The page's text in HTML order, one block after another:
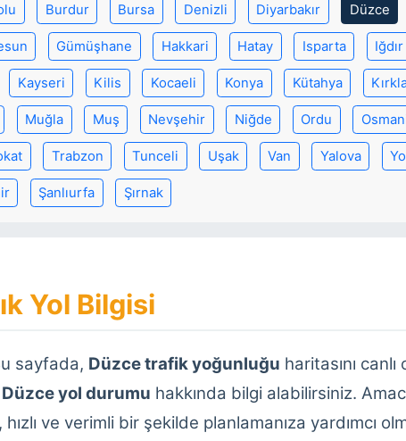
Burdur Bursa Denizli Diyarbakır Düzce
Gümüşhane Hakkari Hatay Isparta Iğdır
Kayseri Kilis Kocaeli Konya Kütahya
Muğla Muş Nevşehir Niğde Ordu
Trabzon Tunceli Uşak Van Yalova
Şanlıurfa Şırnak
Yol Bilgisi
sayfada, Düzce trafik yoğunluğu haritasını
Düzce yol durumu hakkında bilgi alabilirsiniz.
ve verimli bir şekilde planlamanıza yardımcı